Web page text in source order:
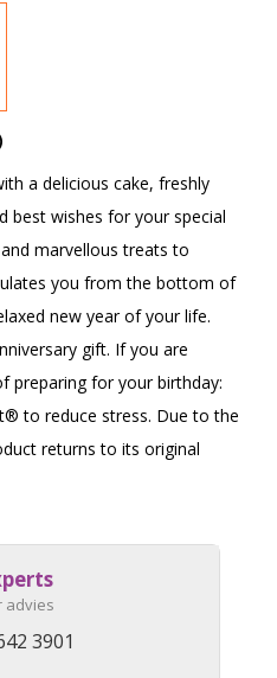
a delicious cake, freshly
best wishes for your special
marvellous treats to
you from the bottom of
new year of your life.
gift. If you are
preparing for your birthday:
to reduce stress. Due to the
returns to its original
advies
3901